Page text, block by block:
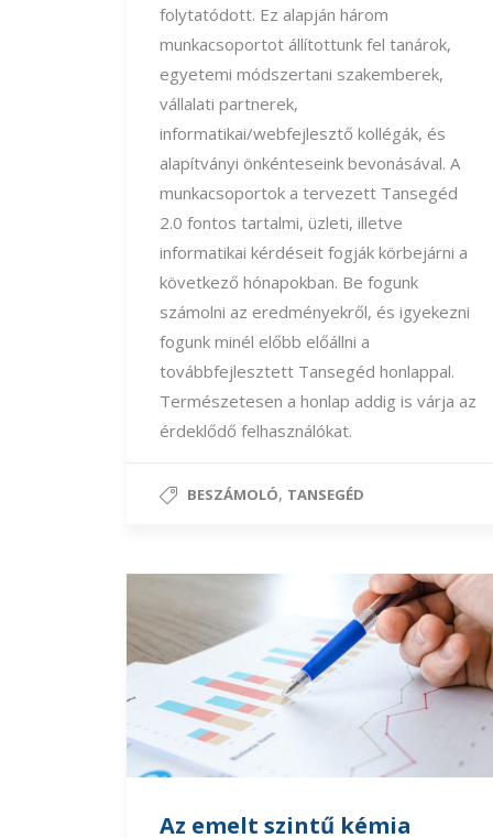
folytatódott. Ez alapján három
munkacsoportot állítottunk fel tanárok,
egyetemi módszertani szakemberek,
vállalati partnerek,
informatikai/webfejlesztő kollégák, és
alapítványi önkénteseink bevonásával. A
munkacsoportok a tervezett Tansegéd
2.0 fontos tartalmi, üzleti, illetve
informatikai kérdéseit fogják körbejárni a
következő hónapokban. Be fogunk
számolni az eredményekről, és igyekezni
fogunk minél előbb előállni a
továbbfejlesztett Tansegéd honlappal.
Természetesen a honlap addig is várja az
érdeklődő felhasználókat.
BESZÁMOLÓ, TANSEGÉD
Az emelt szintű kémia